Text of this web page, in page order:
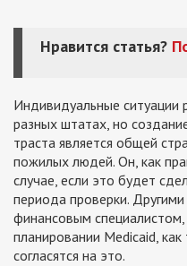
Нравится статья?
Индивидуальные ситуации
разных штатах, но
траста является общей
пожилых людей. Он, как
случае, если это будет
периода проверки.
финансовым специалистом,
планировании Medicaid,
согласятся на это.